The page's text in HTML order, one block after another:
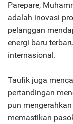
Parepare,
adalah inovasi
pelanggan
energi baru
internasional.
Taufik juga
pertandingan
pun
memastikan